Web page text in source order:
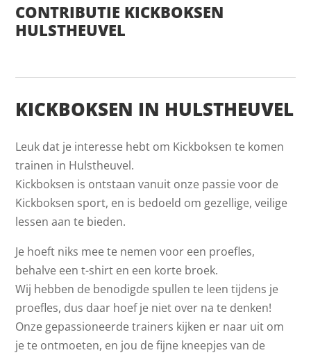
CONTRIBUTIE KICKBOKSEN
HULSTHEUVEL
KICKBOKSEN IN HULSTHEUVEL
Leuk dat je interesse hebt om Kickboksen te komen
trainen in Hulstheuvel.
Kickboksen is ontstaan vanuit onze passie voor de
Kickboksen sport, en is bedoeld om gezellige, veilige
lessen aan te bieden.
Je hoeft niks mee te nemen voor een proefles,
behalve een t-shirt en een korte broek.
Wij hebben de benodigde spullen te leen tijdens je
proefles, dus daar hoef je niet over na te denken!
Onze gepassioneerde trainers kijken er naar uit om
je te ontmoeten, en jou de fijne kneepjes van de